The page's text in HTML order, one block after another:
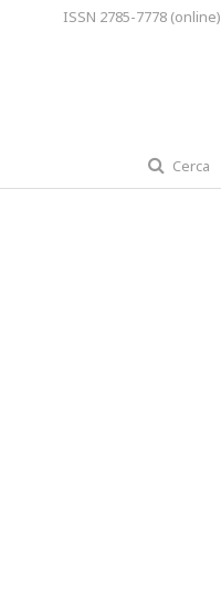
Cerca
ISSN 2785-7778 (online)